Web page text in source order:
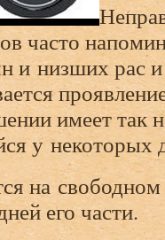
часто
и низших рас
имеет так
у некоторых
на свободном
его части.